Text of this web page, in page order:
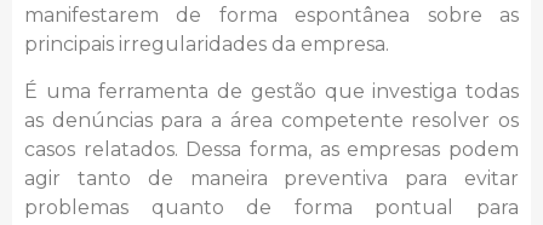
manifestarem de forma espontânea sobre as
principais irregularidades da empresa.
É uma ferramenta de gestão que investiga todas
as denúncias para a área competente resolver os
casos relatados. Dessa forma, as empresas podem
agir tanto de maneira preventiva para evitar
problemas quanto de forma pontual para